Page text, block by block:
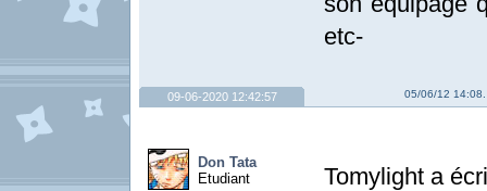
etc-
05/06/12
09-06-2020 12:42:57
Don Tata
Etudiant
Tomylight a